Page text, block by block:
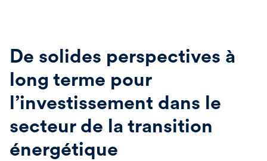
De solides perspectives à
long terme pour
l’investissement dans le
secteur de la transition
énergétique